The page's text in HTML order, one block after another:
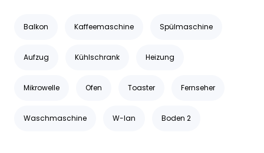
Balkon Kaffeemaschine Spülmaschine
Aufzug Kühlschrank Heizung
Mikrowelle Ofen Toaster Fernseher
Waschmaschine W-lan Boden 2